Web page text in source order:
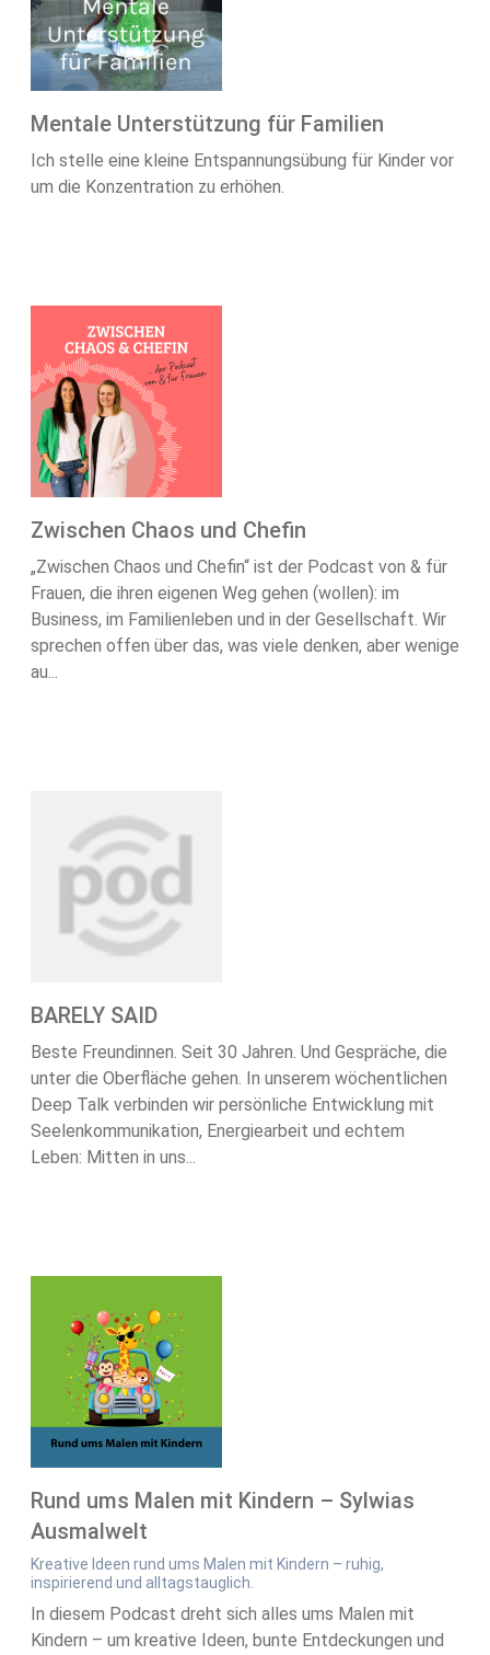
Mentale Unterstützung für Familien
Ich stelle eine kleine Entspannungsübung für Kinder vor
um die Konzentration zu erhöhen.
Zwischen Chaos und Chefin
„Zwischen Chaos und Chefin“ ist der Podcast von & für
Frauen, die ihren eigenen Weg gehen (wollen): im
Business, im Familienleben und in der Gesellschaft. Wir
sprechen offen über das, was viele denken, aber wenige
au...
BARELY SAID
Beste Freundinnen. Seit 30 Jahren. Und Gespräche, die
unter die Oberfläche gehen. In unserem wöchentlichen
Deep Talk verbinden wir persönliche Entwicklung mit
Seelenkommunikation, Energiearbeit und echtem
Leben: Mitten in uns...
Rund ums Malen mit Kindern – Sylwias
Ausmalwelt
Kreative Ideen rund ums Malen mit Kindern – ruhig,
inspirierend und alltagstauglich.
In diesem Podcast dreht sich alles ums Malen mit
Kindern – um kreative Ideen, bunte Entdeckungen und